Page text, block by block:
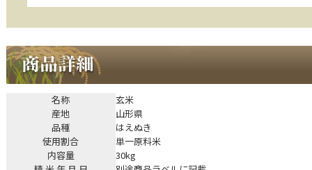
名称
玄米
産地
山形県
品種
はえぬき
使用割合
単一原料米
内容量
30kg